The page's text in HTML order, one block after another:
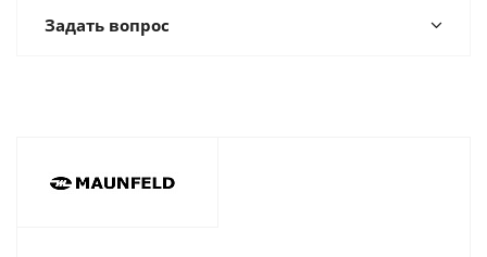
Задать вопрос